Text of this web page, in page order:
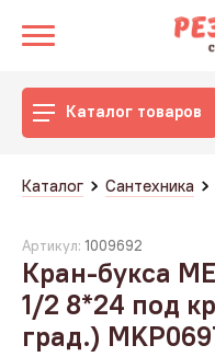
Каталог товаров
Каталог Сантехника
Артикул: 1009692
Кран-букса
1/2 8*24 под
град.)